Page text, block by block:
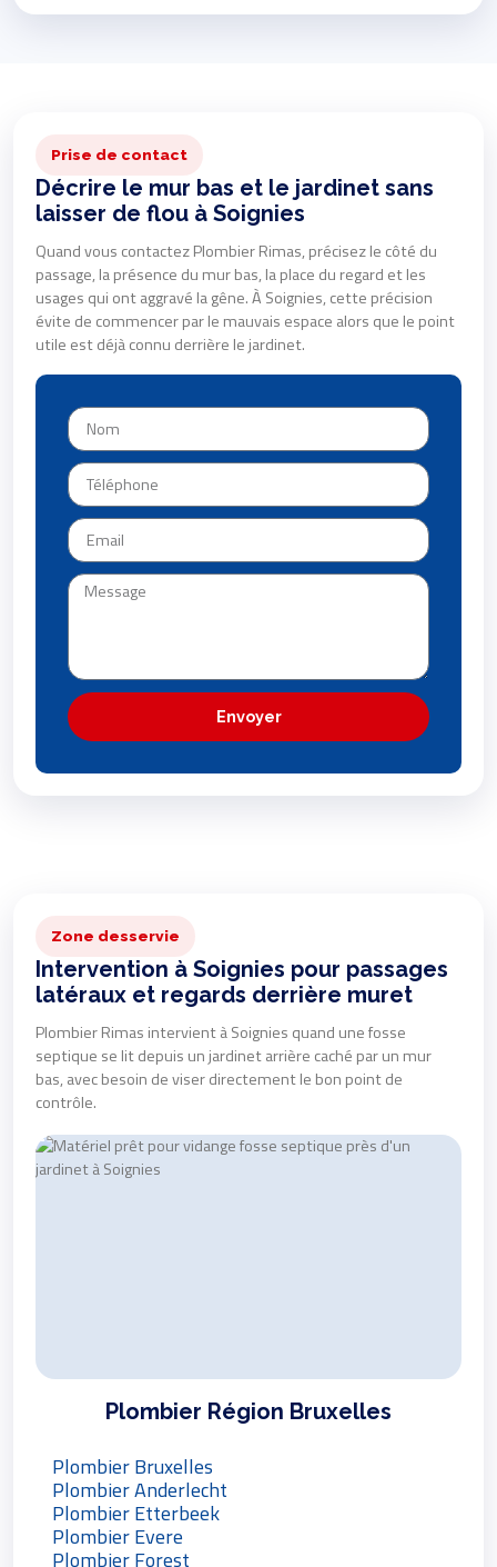
Prise de contact
Décrire le mur bas et le jardinet sans
laisser de flou à Soignies
Quand vous contactez Plombier Rimas, précisez le côté du
passage, la présence du mur bas, la place du regard et les
usages qui ont aggravé la gêne. À Soignies, cette précision
évite de commencer par le mauvais espace alors que le point
utile est déjà connu derrière le jardinet.
Envoyer
Zone desservie
Intervention à Soignies pour passages
latéraux et regards derrière muret
Plombier Rimas intervient à Soignies quand une fosse
septique se lit depuis un jardinet arrière caché par un mur
bas, avec besoin de viser directement le bon point de
contrôle.
Plombier Région Bruxelles
Plombier Bruxelles
Plombier Anderlecht
Plombier Etterbeek
Plombier Evere
Plombier Forest